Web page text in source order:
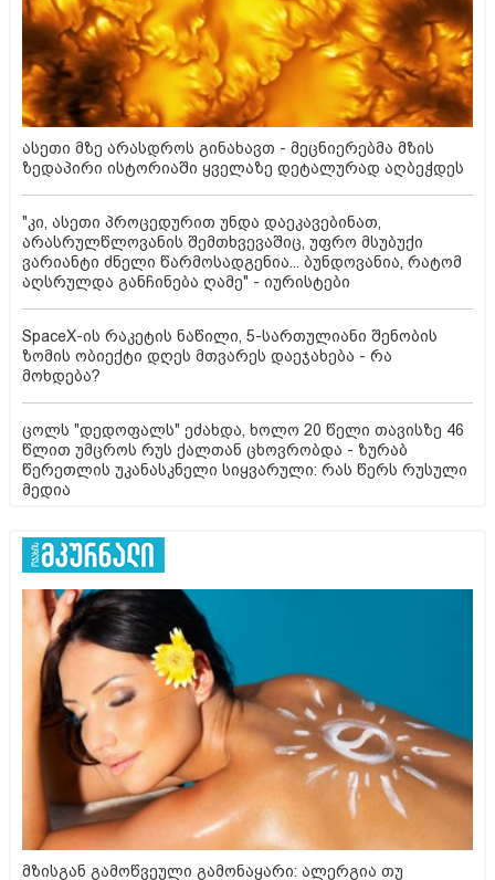
ასეთი მზე არასდროს გინახავთ - მეცნიერებმა მზის
ზედაპირი ისტორიაში ყველაზე დეტალურად აღბეჭდეს
"კი, ასეთი პროცედურით უნდა დაეკავებინათ,
არასრულწლოვანის შემთხვევაშიც, უფრო მსუბუქი
ვარიანტი ძნელი წარმოსადგენია... ბუნდოვანია, რატომ
აღსრულდა განჩინება ღამე" - იურისტები
SpaceX-ის რაკეტის ნაწილი, 5-სართულიანი შენობის
ზომის ობიექტი დღეს მთვარეს დაეჯახება - რა
მოხდება?
ცოლს "დედოფალს" ეძახდა, ხოლო 20 წელი თავისზე 46
წლით უმცროს რუს ქალთან ცხოვრობდა - ზურაბ
წერეთლის უკანასკნელი სიყვარული: რას წერს რუსული
მედია
მზისგან გამოწვეული გამონაყარი: ალერგია თუ